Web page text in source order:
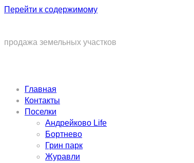
Перейти к содержимому
продажа земельных участков
Главная
Контакты
Поселки
Андрейково Life
Бортнево
Грин парк
Журавли